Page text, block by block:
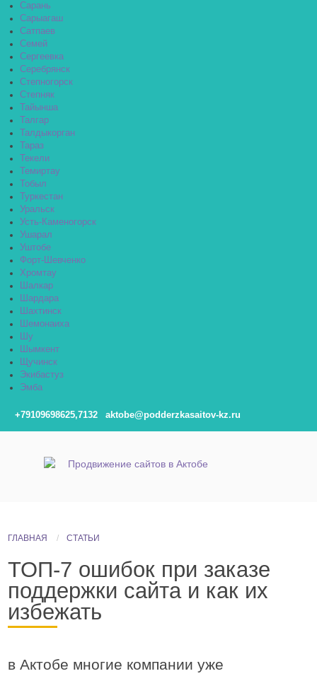
Сарань
Сарыагаш
Сатпаев
Семей
Сергеевка
Серебрянск
Степногорск
Степняк
Тайынша
Талгар
Талдыкорган
Тараз
Текели
Темиртау
Тобыл
Туркестан
Уральск
Усть-Каменогорск
Ушарал
Уштобе
Форт-Шевченко
Хромтау
Шалкар
Шардара
Шахтинск
Шемонаиха
Шу
Шымкент
Щучинск
Экибастуз
Эмба
+79109698625,7132 aktobe@podderzkasaitov-kz.ru
ГЛАВНАЯ СТАТЬИ
ТОП-7 ошибок при заказе
поддержки сайта и как их
избежать
в Актобе многие компании уже